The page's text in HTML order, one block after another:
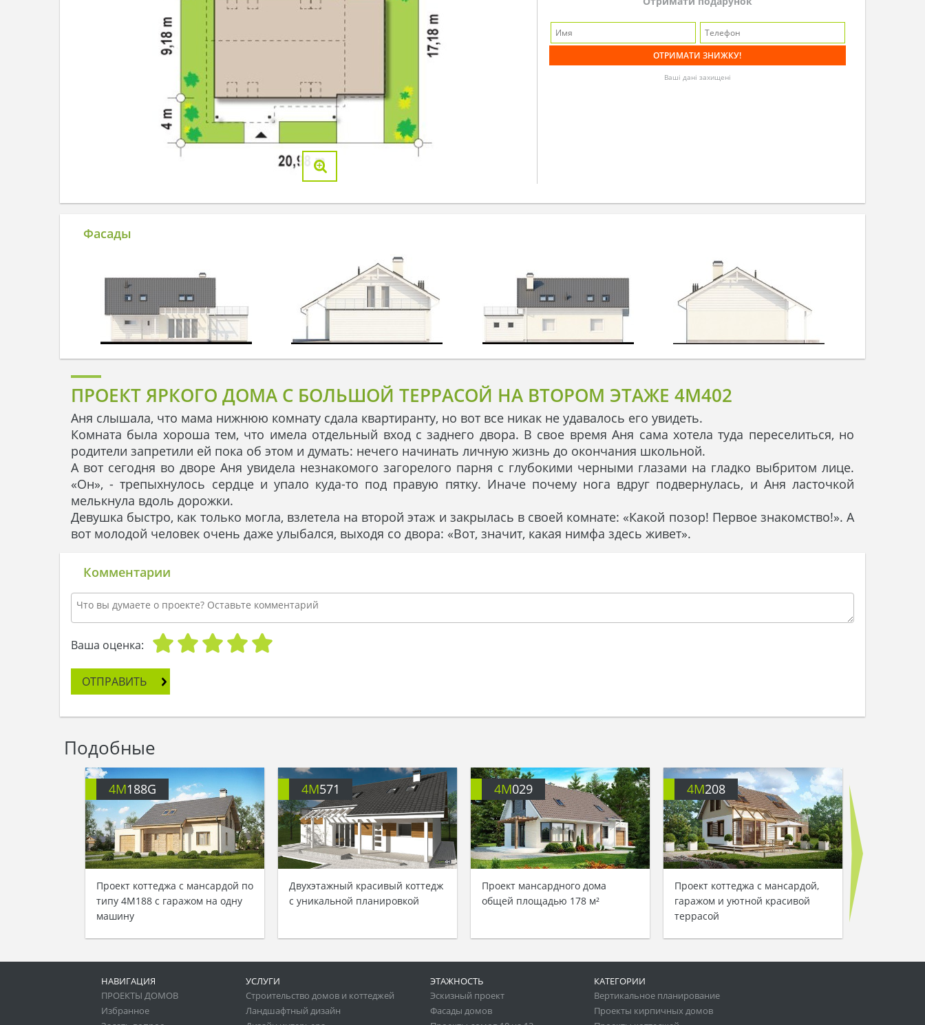
Ваші дані захищені
Фасады
ПРОЕКТ ЯРКОГО ДОМА С БОЛЬШОЙ ТЕРРАСОЙ НА ВТОРОМ ЭТАЖЕ 4M402
Аня слышала, что мама нижнюю комнату сдала квартиранту, но вот все никак не удавалось его увидеть.
Комната была хороша тем, что имела отдельный вход с заднего двора. В свое время Аня сама хотела туда переселиться, но
родители запретили ей пока об этом и думать: нечего начинать личную жизнь до окончания школьной.
А вот сегодня во дворе Аня увидела незнакомого загорелого парня с глубокими черными глазами на гладко выбритом лице.
«Он», - трепыхнулось сердце и упало куда-то под правую пятку. Иначе почему нога вдруг подвернулась, и Аня ласточкой
мелькнула вдоль дорожки.
Девушка быстро, как только могла, взлетела на второй этаж и закрылась в своей комнате: «Какой позор! Первое знакомство!». А
вот молодой человек очень даже улыбался, выходя со двора: «Вот, значит, какая нимфа здесь живет».
Комментарии
Ваша оценка:
ОТПРАВИТЬ
Подобные
4M188G
Проект коттеджа с мансардой по
типу 4M188 с гаражом на одну
машину
4M571
Двухэтажный красивый коттедж
с уникальной планировкой
4M029
Проект мансардного дома
общей площадью 178 м²
4M208
Проект коттеджа с мансардой,
гаражом и уютной красивой
террасой
НАВИГАЦИЯ
ПРОЕКТЫ ДОМОВ
Избранное
УСЛУГИ
Строительство домов и коттеджей
Ландшафтный дизайн
ЭТАЖНОСТЬ
Эскизный проект
Фасады домов
КАТЕГОРИИ
Вертикальное планирование
Проекты кирпичных домов